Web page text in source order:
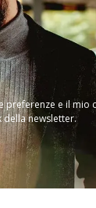
preferenze e il
newsletter.